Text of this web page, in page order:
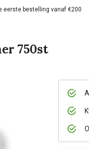
eerste bestelling vanaf €200
750st